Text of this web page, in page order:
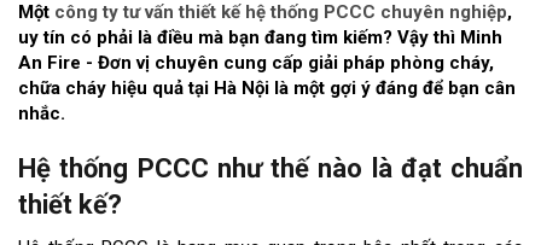
Một công ty tư vấn thiết kế hệ thống PCCC chuyên nghiệp,
uy tín có phải là điều mà bạn đang tìm kiếm? Vậy thì Minh
An Fire - Đơn vị chuyên cung cấp giải pháp phòng cháy,
chữa cháy hiệu quả tại Hà Nội là một gợi ý đáng để bạn cân
nhắc.
Hệ thống PCCC như thế nào là đạt chuẩn
thiết kế?